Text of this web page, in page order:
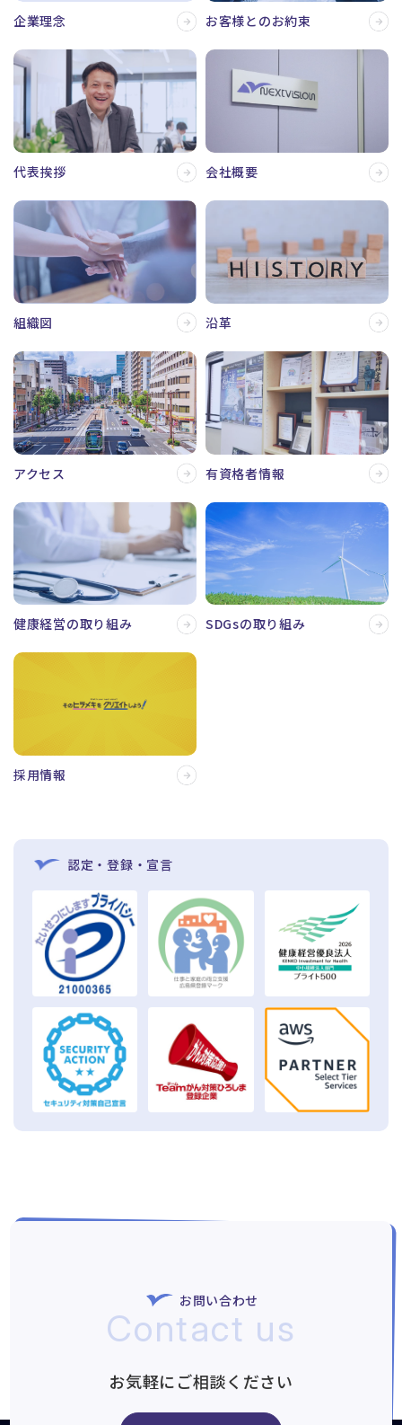
企業理念 お客様とのお約束
代表挨拶 会社概要
組織図 沿革
アクセス 有資格者情報
健康経営の取り組み SDGsの取り組み
採用情報
認定・登録・宣言
お問い合わせ
Contact us
お気軽にご相談ください